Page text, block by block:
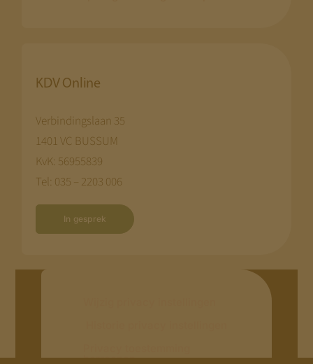
KDV Online
Verbindingslaan 35
1401 VC BUSSUM
KvK: 56955839
Tel: 035 – 2203 006
In gesprek
herroepen